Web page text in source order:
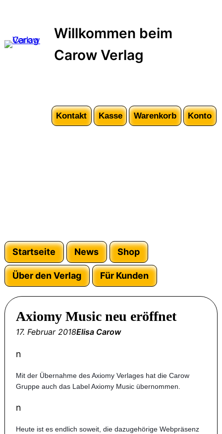
springen
Willkommen beim
Carow Verlag
Kontakt Kasse Warenkorb Konto
Startseite News Shop
Über den Verlag Für Kunden
Axiomy Music neu eröffnet
17. Februar 2018Elisa Carow
n
Mit der Übernahme des Axiomy Verlages hat die Carow
Gruppe auch das Label Axiomy Music übernommen.
n
Heute ist es endlich soweit, die dazugehörige Webpräsenz